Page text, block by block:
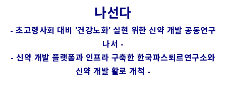
나선다
- 초고령사회 대비 '건강노화' 실현 위한 신약 개발 공동연구
나서 -
- 신약 개발 플랫폼과 인프라 구축한 한국파스퇴르연구소와
신약 개발 활로 개척 -